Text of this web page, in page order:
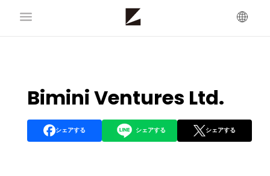
Bimini Ventures Ltd.
シェアする シェアする シェアする